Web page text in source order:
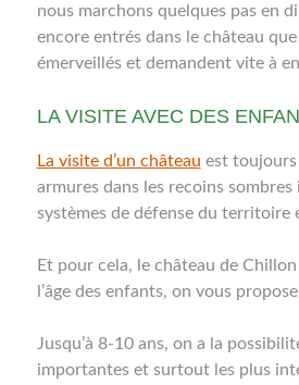
nous marchons quelques pas en
encore entrés dans le château
émerveillés et demandent vite à
LA VISITE AVEC DES
La visite d’un château est toujours
armures dans les recoins
systèmes de défense du territoire
Et pour cela, le château de
l’âge des enfants, on vous
Jusqu’à 8-10 ans, on a la
importantes et surtout les plus